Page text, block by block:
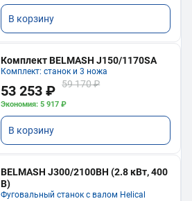
В корзину
Комплект BELMASH J150/1170SA
Комплект: станок и 3 ножа
53 253 ₽ 59 170 ₽
Экономия: 5 917 ₽
В корзину
BELMASH J300/2100ВH (2.8 кВт, 400
В)
Фуговальный станок с валом Helical